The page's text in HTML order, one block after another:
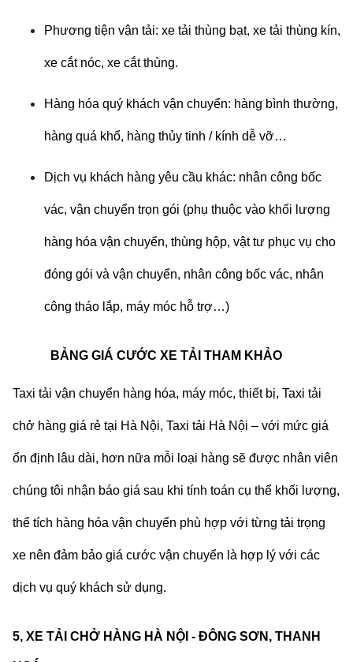
Phương tiện vận tải: xe tải thùng bạt, xe tải thùng kín,
xe cắt nóc, xe cắt thùng.
Hàng hóa quý khách vận chuyển: hàng bình thường,
hàng quá khổ, hàng thủy tinh / kính dễ vỡ…
Dịch vụ khách hàng yêu cầu khác: nhân công bốc
vác, vận chuyển trọn gói (phụ thuộc vào khối lượng
hàng hóa vận chuyển, thùng hộp, vật tư phục vụ cho
đóng gói và vận chuyển, nhân công bốc vác, nhân
công tháo lắp, máy móc hỗ trợ…)
BẢNG GIÁ CƯỚC XE TẢI THAM KHẢO
Taxi tải vận chuyển hàng hóa, máy móc, thiết bị, Taxi tải
chở hàng giá rẻ tại Hà Nội, Taxi tải Hà Nội – với mức giá
ổn định lâu dài, hơn nữa mỗi loại hàng sẽ được nhân viên
chúng tôi nhận báo giá sau khi tính toán cụ thể khối lượng,
thể tích hàng hóa vận chuyển phù hợp với từng tải trọng
xe nên đảm bảo giá cước vận chuyển là hợp lý với các
dịch vụ quý khách sử dụng.
5, XE TẢI CHỞ HÀNG HÀ NỘI - ĐÔNG SƠN, THANH